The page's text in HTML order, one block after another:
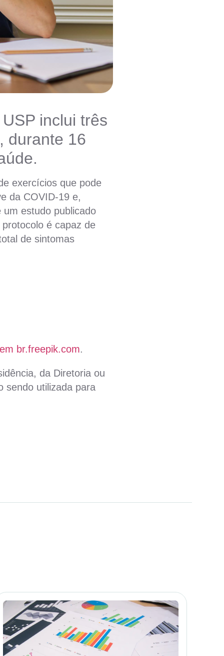
inclui três
durante 16
exercícios que pode
da COVID-19 e,
estudo publicado
é capaz de
de sintomas
br.freepik.com.
da Diretoria ou
sendo utilizada para